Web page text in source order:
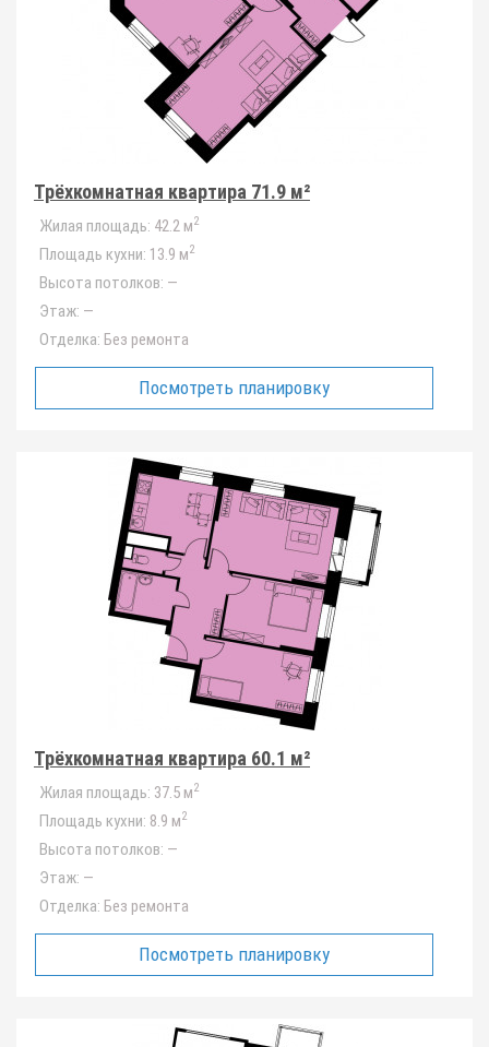
Трёхкомнатная квартира 71.9 м²
Жилая площадь: 42.2 м2
Площадь кухни: 13.9 м2
Высота потолков: —
Этаж: —
Отделка: Без ремонта
Посмотреть планировку
Трёхкомнатная квартира 60.1 м²
Жилая площадь: 37.5 м2
Площадь кухни: 8.9 м2
Высота потолков: —
Этаж: —
Отделка: Без ремонта
Посмотреть планировку